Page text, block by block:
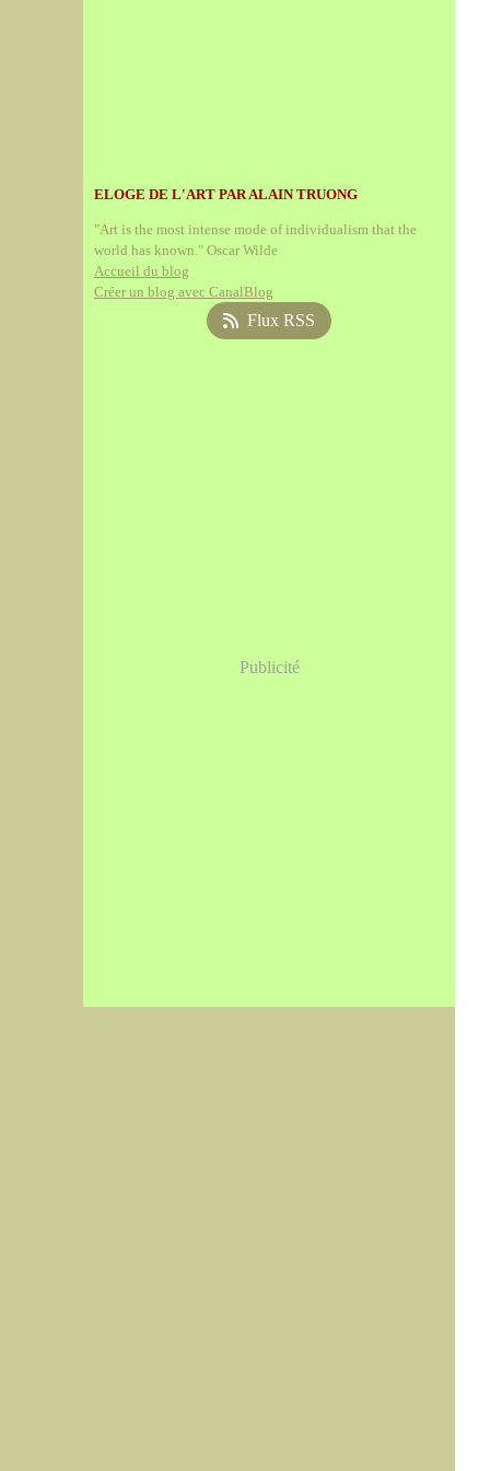
ELOGE DE L'ART PAR ALAIN TRUONG
"Art is the most intense mode of individualism that the
world has known." Oscar Wilde
Accueil du blog
Créer un blog avec CanalBlog
Flux RSS
Publicité